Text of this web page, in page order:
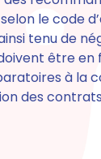
selon le code
tenu de
être
à la
des